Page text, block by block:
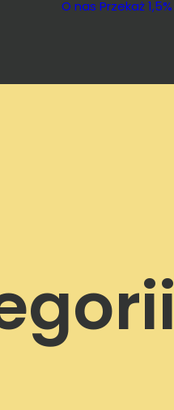
O nas Przekaż 1,5%